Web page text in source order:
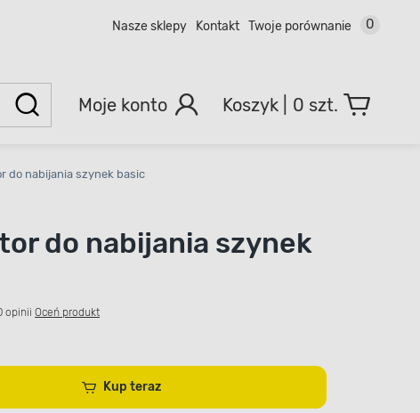
Nasze sklepy Kontakt Twoje porównanie 0
Moje konto 0 szt.
do nabijania szynek basic
do nabijania szynek
opinii Oceń produkt
Kup teraz